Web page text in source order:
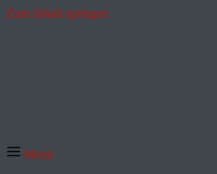
Zum Inhalt springen
Menü